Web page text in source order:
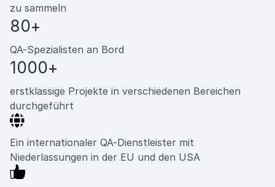
zu sammeln
80+
QA-Spezialisten an Bord
1000+
erstklassige Projekte in verschiedenen Bereichen
durchgeführt
Ein internationaler QA-Dienstleister mit
Niederlassungen in der EU und den USA